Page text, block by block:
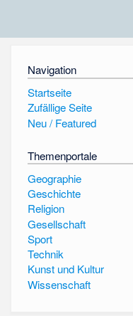
Navigation
Startseite
Zufällige Seite
Neu / Featured
Themenportale
Geographie
Geschichte
Religion
Gesellschaft
Sport
Technik
Kunst und Kultur
Wissenschaft